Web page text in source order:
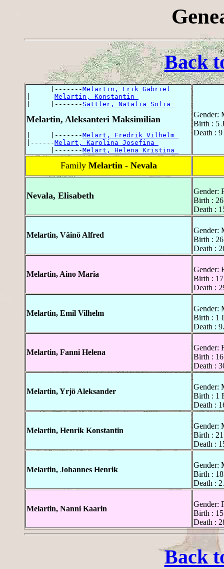
Back
      |-------
Melartin, Erik Gabriel
|------Melartin, Konstantin
|     |------- Sattler, Natalia Sofia
Melartin, Aleksanteri Maksimilian
|     |-------Melart, Fredrik Vilhelm
|------Melart, Karolina Josefina
      |-------
Melart, Helena Kristina
Gender:
Birth : 5
Death :
Family Melartin - Nevala
Nevala, Elisabeth
Gender:
Birth :
Death :
Melartin, Väinö Alfred
Gender:
Birth :
Death :
Melartin, Aino Maria
Gender:
Birth :
Death :
Melartin, Emil Vilhelm
Gender:
Birth : 1
Death :
Melartin, Fanni Helena
Gender:
Birth :
Death :
Melartin, Yrjö Aleksander
Gender:
Birth : 1
Death :
Melartin, Henrik Konstantin
Gender:
Birth :
Death :
Melartin, Johannes Henrik
Gender:
Birth :
Death :
Melartin, Nanni Kaarin
Gender:
Birth :
Death :
Back